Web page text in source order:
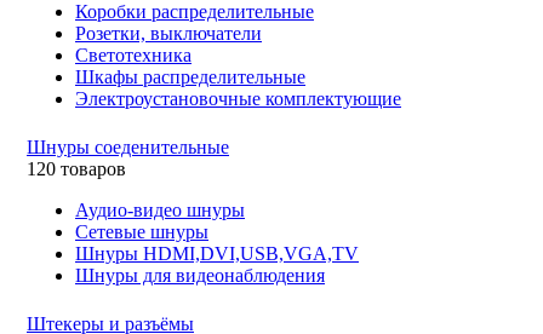
Коробки распределительные
Розетки, выключатели
Светотехника
Шкафы распределительные
Электроустановочные комплектующие
Шнуры соеденительные
120 товаров
Аудио-видео шнуры
Сетевые шнуры
Шнуры HDMI,DVI,USB,VGA,TV
Шнуры для видеонаблюдения
Штекеры и разъёмы